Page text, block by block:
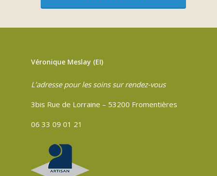
Véronique Meslay (EI)
L’adresse pour les soins sur rendez-vous
3bis Rue de Lorraine – 53200 Fromentières
06 33 09 01 21